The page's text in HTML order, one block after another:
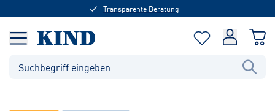
Transparente Beratung